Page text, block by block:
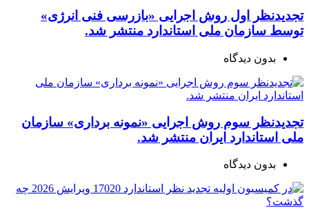
تجدیدنظر اول روش اجرایی «بازرسی فنی انرژی»
توسط سازمان ملی استاندارد منتشر شد.
بدون دیدگاه
تجدیدنظر سوم روش اجرایی «نمونه برداری» سازمان
ملی استاندارد ایران منتشر شد.
بدون دیدگاه